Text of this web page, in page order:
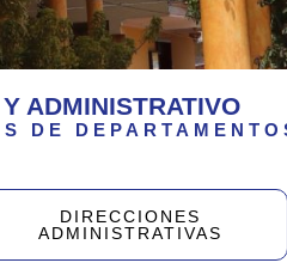
ADMINISTRATIVO
DE
DIRECCIONES
ADMINISTRATIVAS